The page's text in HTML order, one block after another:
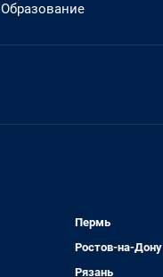
Образование
Пермь
Ростов-на-Дону
Рязань